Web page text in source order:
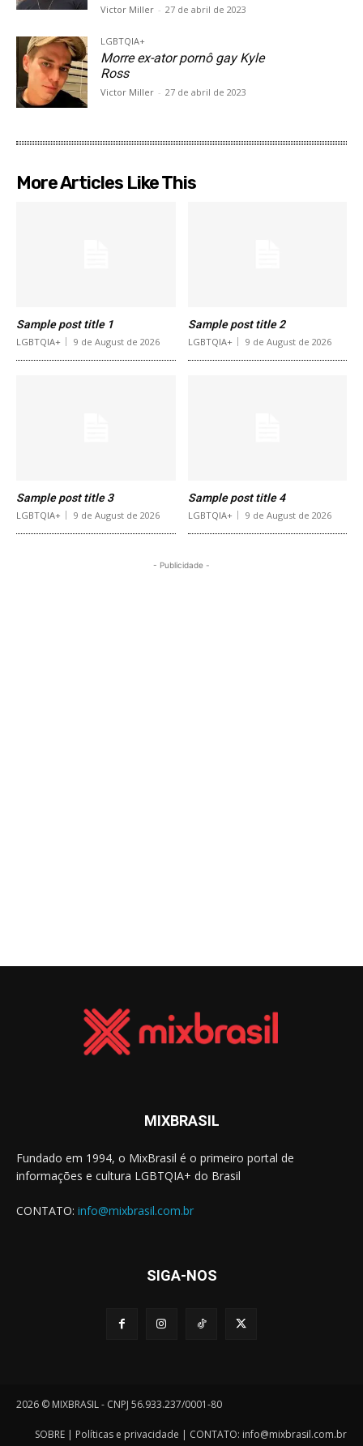
Victor Miller - 27 de abril de 2023
LGBTQIA+
Morre ex-ator pornô gay Kyle
Ross
Victor Miller - 27 de abril de 2023
More Articles Like This
Sample post title 1
LGBTQIA+ 9 de August de 2026
Sample post title 2
LGBTQIA+ 9 de August de 2026
Sample post title 3
LGBTQIA+ 9 de August de 2026
Sample post title 4
LGBTQIA+ 9 de August de 2026
- Publicidade -
MIXBRASIL
Fundado em 1994, o MixBrasil é o primeiro portal de
informações e cultura LGBTQIA+ do Brasil
CONTATO: info@mixbrasil.com.br
SIGA-NOS
2026 © MIXBRASIL - CNPJ 56.933.237/0001-80
SOBRE | Políticas e privacidade | CONTATO: info@mixbrasil.com.br